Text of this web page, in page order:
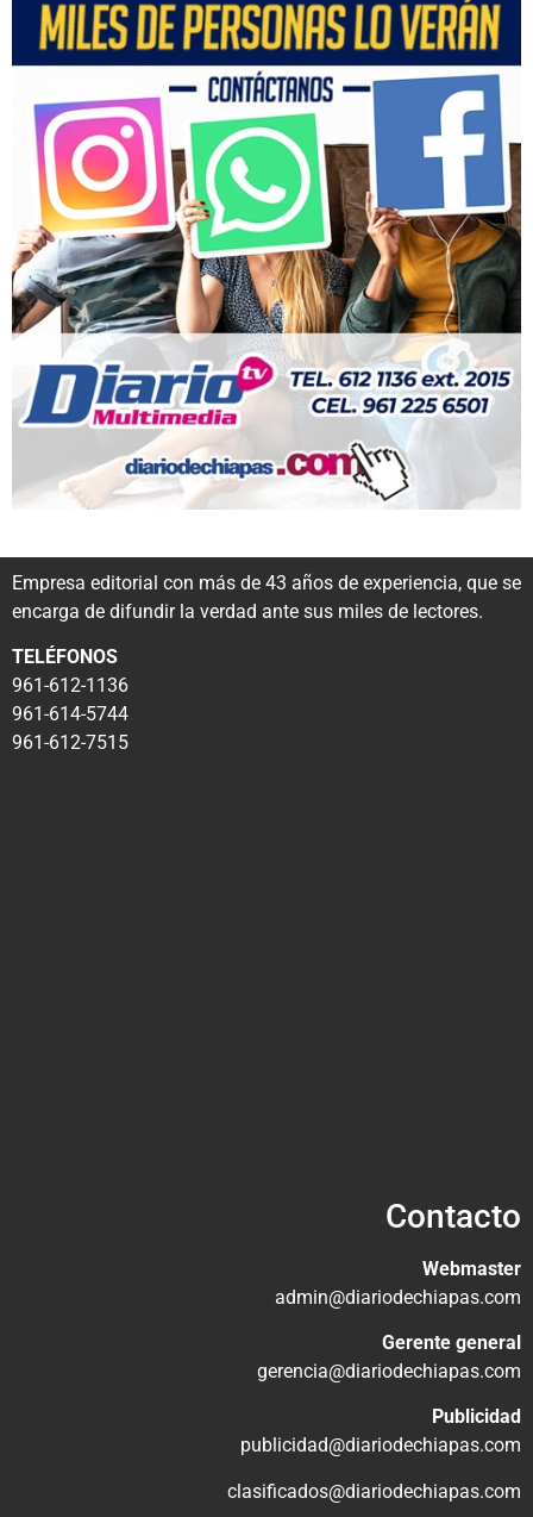
Empresa editorial con más de 43 años de experiencia, que se
encarga de difundir la verdad ante sus miles de lectores.
TELÉFONOS
961-612-1136
961-614-5744
961-612-7515
Contacto
Webmaster
admin@diariodechiapas.com
Gerente general
gerencia@diariodechiapas.com
Publicidad
publicidad@diariodechiapas.com
clasificados@diariodechiapas.com